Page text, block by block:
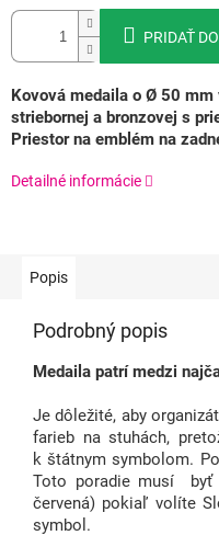
PRIDAŤ
Kovová medaila o Ø 50
striebornej a bronzovej s
Priestor na emblém na
Detailné informácie
Popis
Podrobný popis
Medaila patrí medzi
Je dôležité, aby
farieb na stuhách,
k štátnym symbolom.
Toto poradie musí byť
červená) pokiaľ volíte
symbol.